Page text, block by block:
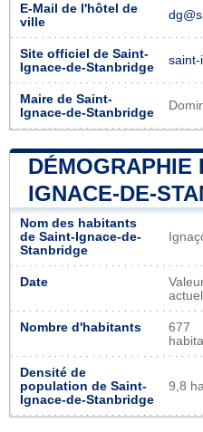
E-Mail de l'hôtel de
ville
Site officiel de Saint-
Ignace-de-Stanbridge
saint-
Maire de Saint-
Ignace-de-Stanbridge
DÉMOGRAPHIE
IGNACE-DE-
Nom des habitants
de Saint-Ignace-de-
Stanbridge
Date
Nombre d'habitants
677
Densité de
population de Saint-
Ignace-de-Stanbridge
9,8